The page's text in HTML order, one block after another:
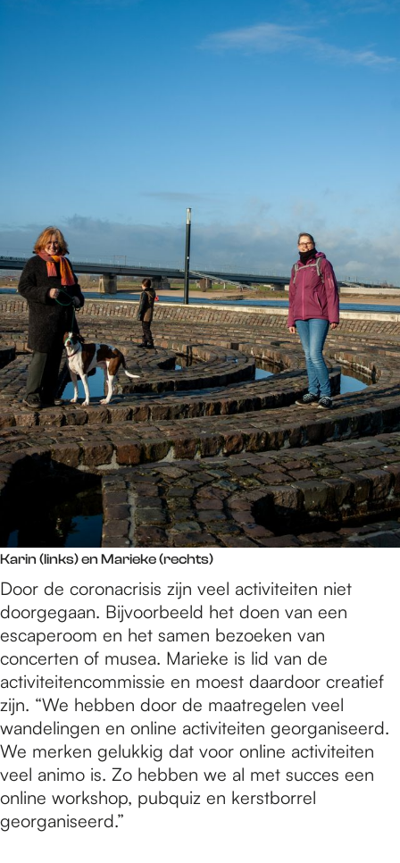
Karin (links) en Marieke (rechts)
Door de coronacrisis zijn veel activiteiten niet
doorgegaan. Bijvoorbeeld het doen van een
escaperoom en het samen bezoeken van
concerten of musea. Marieke is lid van de
activiteitencommissie en moest daardoor creatief
zijn. “We hebben door de maatregelen veel
wandelingen en online activiteiten georganiseerd.
We merken gelukkig dat voor online activiteiten
veel animo is. Zo hebben we al met succes een
online workshop, pubquiz en kerstborrel
georganiseerd.”